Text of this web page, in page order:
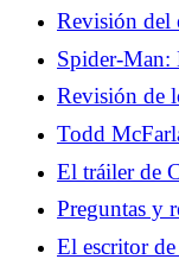
realmente
Revisión del
Men '97:
Spider-Man:
de Spidey
Revisión de
conozca a los
Todd
universo
El tráiler de
Batman
Preguntas y
con el
El escritor